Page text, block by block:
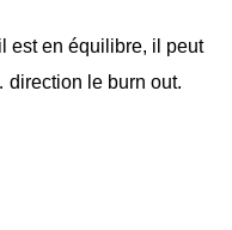
est en équilibre, il peut
direction le burn out.